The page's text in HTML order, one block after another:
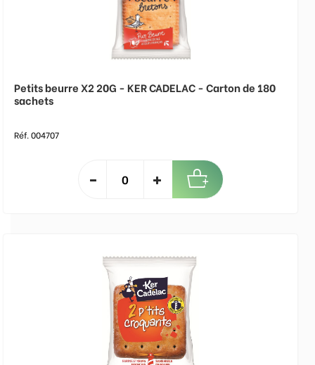
Petits beurre X2 20G - KER CADELAC - Carton de 180
sachets
Réf. 004707